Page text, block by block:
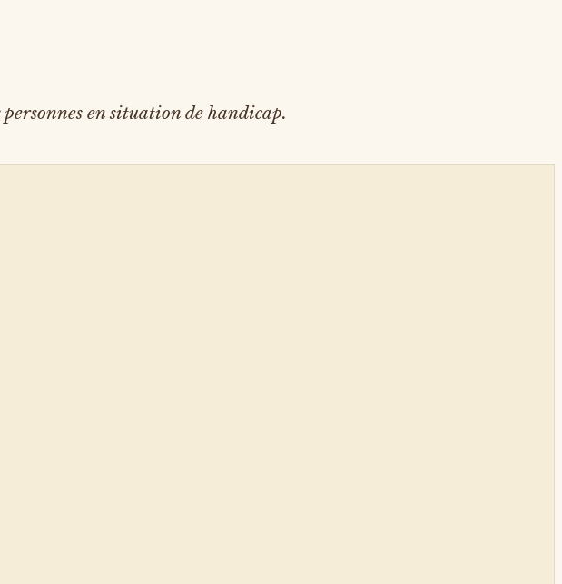
en situation de handicap.